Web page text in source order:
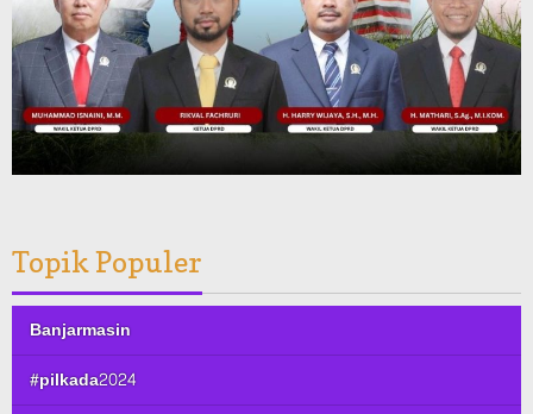
Topik Populer
Banjarmasin
#pilkada2024